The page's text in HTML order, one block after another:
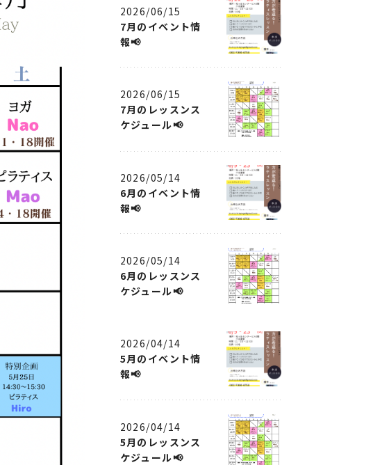
2026/06/15
7月のイベント情
報📢
2026/06/15
7月のレッスンス
ケジュール📢
2026/05/14
6月のイベント情
報📢
2026/05/14
6月のレッスンス
ケジュール📢
2026/04/14
5月のイベント情
報📢
2026/04/14
5月のレッスンス
ケジュール📢